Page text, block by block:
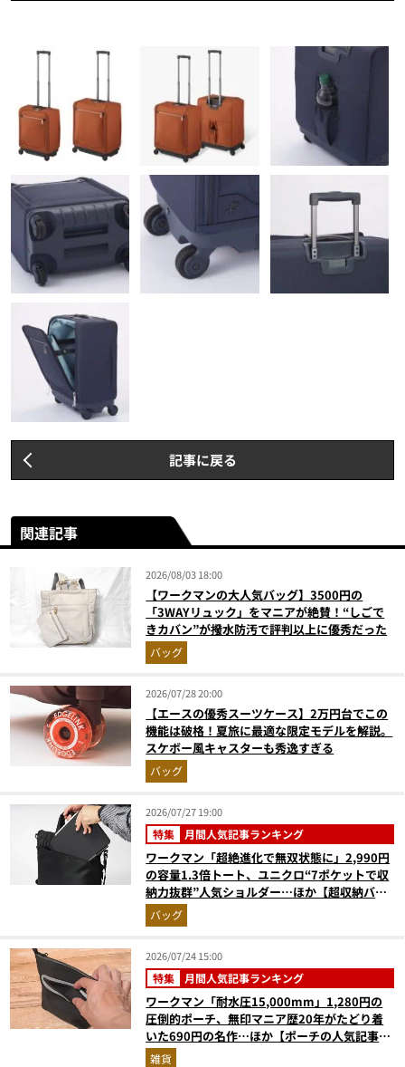
記事に戻る
関連記事
2026/08/03 18:00
【ワークマンの大人気バッグ】3500円の
「3WAYリュック」をマニアが絶賛！“しごで
きカバン”が撥水防汚で評判以上に優秀だった
バッグ
2026/07/28 20:00
【エースの優秀スーツケース】2万円台でこの
機能は破格！夏旅に最適な限定モデルを解説。
スケボー風キャスターも秀逸すぎる
バッグ
2026/07/27 19:00
特集 月間人気記事ランキング
ワークマン「超絶進化で無双状態に」2,990円
の容量1.3倍トート、ユニクロ“7ポケットで収
納力抜群”人気ショルダー…ほか【超収納バッ
グの人気記事ランキングベスト3】（2026年6
月版）
バッグ
2026/07/24 15:00
特集 月間人気記事ランキング
ワークマン「耐水圧15,000mm」1,280円の
圧倒的ポーチ、無印マニア歴20年がたどり着
いた690円の名作…ほか【ポーチの人気記事ラ
ンキングベスト3】（2026年6月版）
雑貨